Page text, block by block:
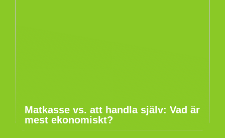
Matkasse vs. att handla själv: Vad är
mest ekonomiskt?